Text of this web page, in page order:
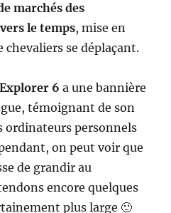
marchés des
le temps, mise en
chevaliers se déplaçant.
6 a une bannière
témoignant de son
ordinateurs personnels
on peut voir que
de grandir au
encore quelques
plus large 🙂